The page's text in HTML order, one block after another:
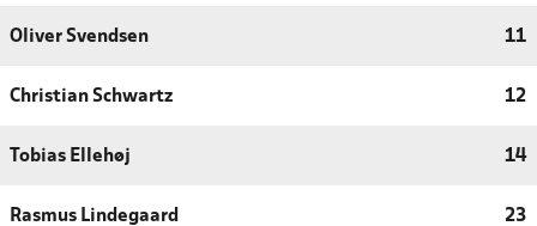
Oliver Svendsen 11
Christian Schwartz 12
Tobias Ellehøj 14
Rasmus Lindegaard 23